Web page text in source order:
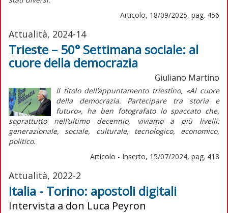
Articolo, 18/09/2025, pag. 456
Attualità, 2024-14
Trieste – 50° Settimana sociale: al
cuore della democrazia
Giuliano Martino
Il titolo dell’appuntamento triestino, «Al cuore
della democrazia. Partecipare tra storia e
futuro», ha ben fotografato lo spaccato che,
soprattutto nell’ultimo decennio, viviamo a più livelli:
generazionale, sociale, culturale, tecnologico, economico,
politico.
Articolo - Inserto, 15/07/2024, pag. 418
Attualità, 2022-2
Italia - Torino: apostoli digitali
Intervista a don Luca Peyron